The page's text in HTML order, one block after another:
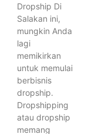
Dropship Di
Salakan ini,
mungkin Anda
lagi
memikirkan
untuk memulai
berbisnis
dropship.
Dropshipping
atau dropship
memang